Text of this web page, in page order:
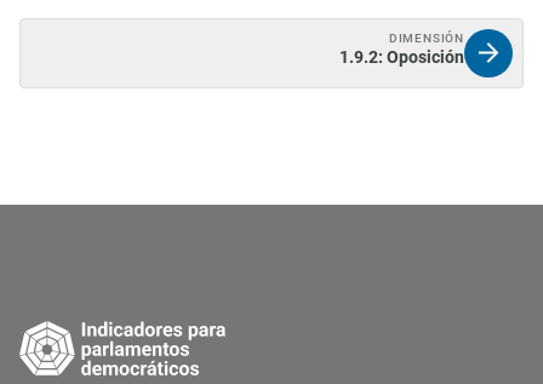
DIMENSIÓN
1.9.2: Oposición